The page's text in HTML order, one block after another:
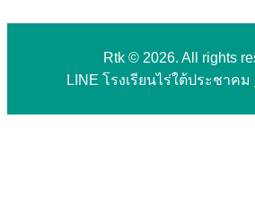
Rtk © 2026. All rights
LINE โรงเรียนไร่ใต้ประชาคม